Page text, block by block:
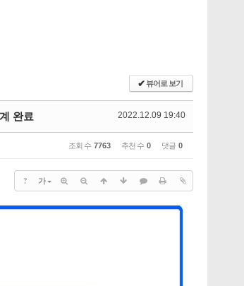
✔뷰어로 보기
2022.12.09 19:40
완료
조회 수 7763 추천 수 0 댓글 0
? 가